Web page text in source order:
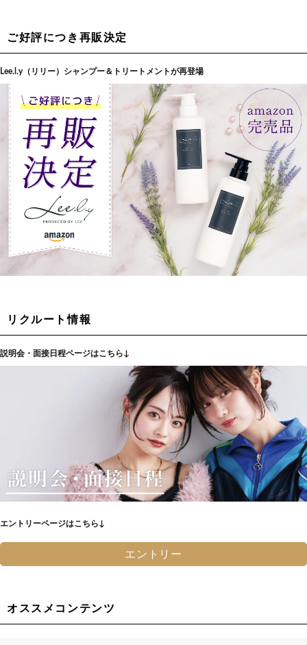
ご好評につき再販決定
Lee.l.y（リリー）シャンプー＆トリートメントが再登場
リクルート情報
説明会・面接日程ページはこちら↓
エントリーページはこちら↓
エントリー
オススメコンテンツ